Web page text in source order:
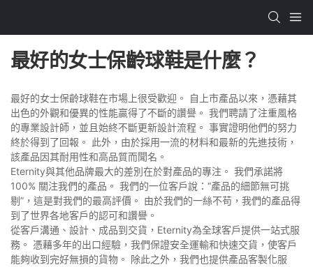
最好的女士保齡球鞋是什麼？
最好的女士保齡球鞋在市場上很受歡迎。 自上市產品以來，憑藉其
出色的外觀和優異的性能贏得了不斷的讚譽。 我們聘請了注重風格
的專業設計師，並且始終不斷更新設計流程。 事實證明他們的努力
終於得到了回報。 此外，由於採用一流的材料和最新的先進技術，
該產品因其耐用性和高品質而聞名。
Eternity與其他品牌最大的差別在於對產品的專注。 我們承諾將
100% 關注我們的產品。 我們的一位客戶說：“產品的細節無可挑
剔”，這是對我們的最高評價。 由於我們的一絲不苟，我們的產品得
到了世界各地客戶的認可和讚譽。
從客戶溝通、設計、成品到交貨，Eternity為全球客戶提供一站式服
務。 憑藉多年的出口經驗，我們保證安全運輸和快速交貨，使客戶
能夠收到完好無損的貨物。 除此之外，我們也提供產品客製化服